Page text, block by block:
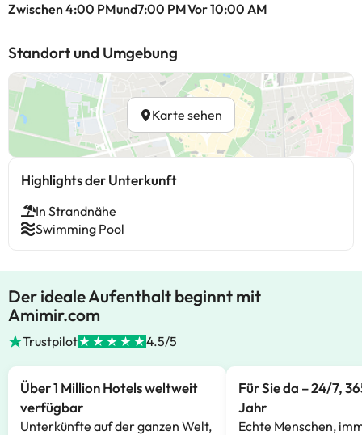
Zwischen 4:00 PMund7:00 PMVor 10:00 AM
Standort und Umgebung
Karte sehen
Highlights der Unterkunft
In Strandnähe
Swimming Pool
Der ideale Aufenthalt beginnt mit
Amimir.com
Trustpilot 4.5/5
Über 1 Million Hotels weltweit
verfügbar
Unterkünfte auf der ganzen Welt,
Für Sie da – 24/7,
Jahr
Echte Menschen,